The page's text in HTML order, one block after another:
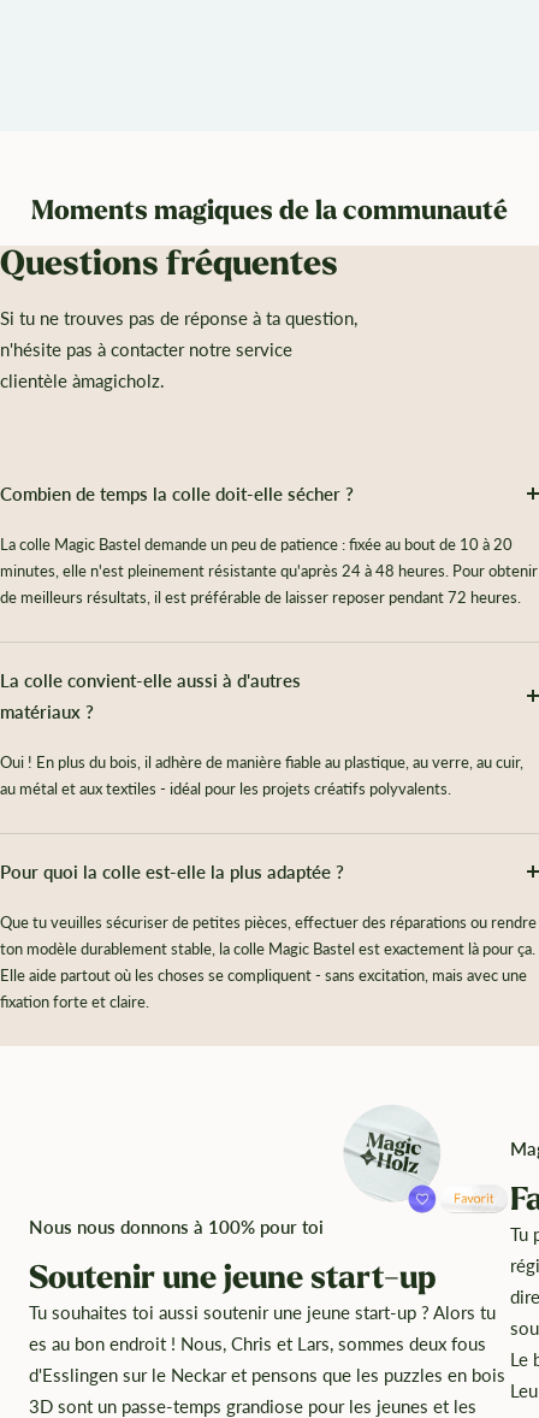
Moments magiques de la communauté
Questions fréquentes
Si tu ne trouves pas de réponse à ta question,
n'hésite pas à contacter notre service
clientèle àmagicholz.
Combien de temps la colle doit-elle sécher ?
La colle Magic Bastel demande un peu de patience : fixée au bout de 10 à 20
minutes, elle n'est pleinement résistante qu'après 24 à 48 heures. Pour obtenir
de meilleurs résultats, il est préférable de laisser reposer pendant 72 heures.
La colle convient-elle aussi à d'autres
matériaux ?
Oui ! En plus du bois, il adhère de manière fiable au plastique, au verre, au cuir,
au métal et aux textiles - idéal pour les projets créatifs polyvalents.
Pour quoi la colle est-elle la plus adaptée ?
Que tu veuilles sécuriser de petites pièces, effectuer des réparations ou rendre
ton modèle durablement stable, la colle Magic Bastel est exactement là pour ça.
Elle aide partout où les choses se compliquent - sans excitation, mais avec une
fixation forte et claire.
Nous nous donnons à 100% pour toi
Soutenir une jeune start-up
Tu souhaites toi aussi soutenir une jeune start-up ? Alors tu
es au bon endroit ! Nous, Chris et Lars, sommes deux fous
d'Esslingen sur le Neckar et pensons que les puzzles en bois
3D sont un passe-temps grandiose pour les jeunes et les
Tu
Le